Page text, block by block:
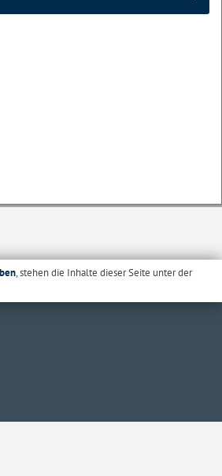
, stehen die Inhalte dieser Seite unter der